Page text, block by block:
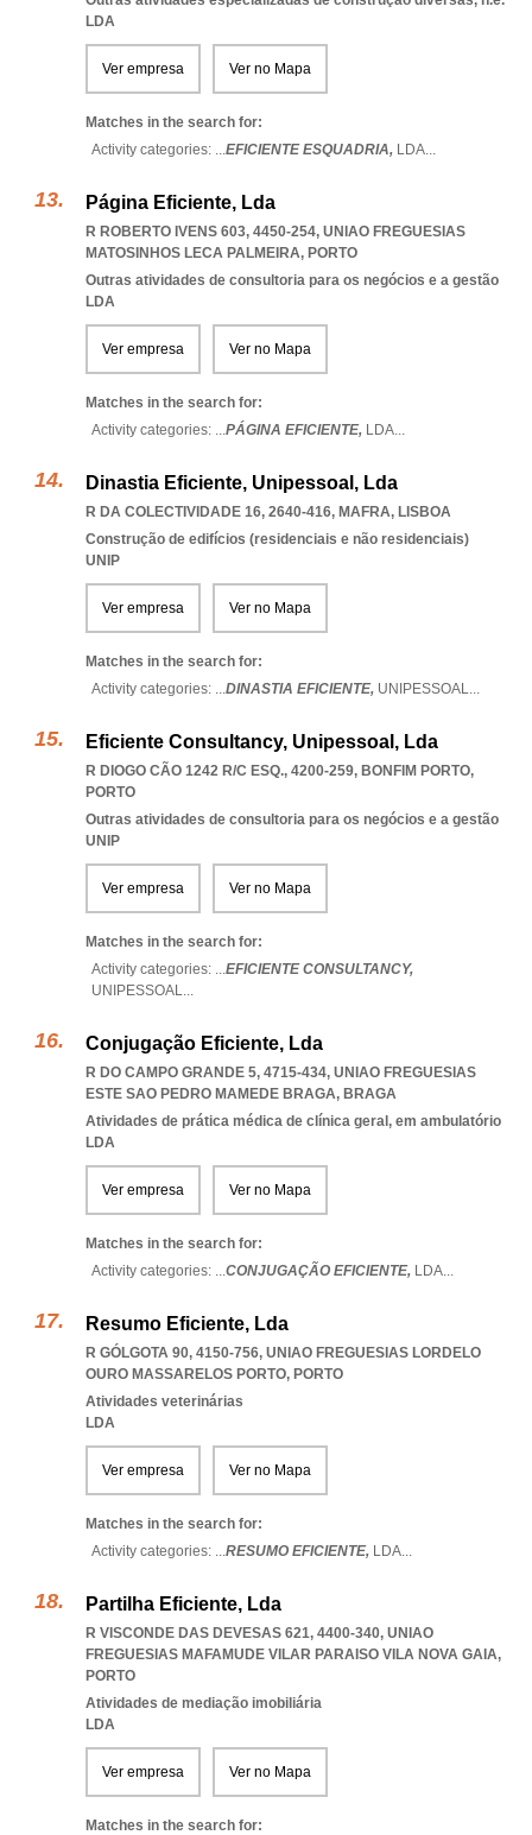
LDA
Ver empresa Ver no Mapa
Matches in the search for:
Activity categories: ...EFICIENTE ESQUADRIA, LDA...
Página Eficiente, Lda
R ROBERTO IVENS 603, 4450-254, UNIAO FREGUESIAS
MATOSINHOS LECA PALMEIRA, PORTO
Outras atividades de consultoria para os negócios e a gestão
LDA
Ver empresa Ver no Mapa
Matches in the search for:
Activity categories: ...PÁGINA EFICIENTE, LDA...
Dinastia Eficiente, Unipessoal, Lda
R DA COLECTIVIDADE 16, 2640-416, MAFRA, LISBOA
Construção de edifícios (residenciais e não residenciais)
UNIP
Ver empresa Ver no Mapa
Matches in the search for:
Activity categories: ...DINASTIA EFICIENTE, UNIPESSOAL...
Eficiente Consultancy, Unipessoal, Lda
R DIOGO CÃO 1242 R/C ESQ., 4200-259, BONFIM PORTO,
PORTO
Outras atividades de consultoria para os negócios e a gestão
UNIP
Ver empresa Ver no Mapa
Matches in the search for:
Activity categories: ...EFICIENTE CONSULTANCY,
UNIPESSOAL...
Conjugação Eficiente, Lda
R DO CAMPO GRANDE 5, 4715-434, UNIAO FREGUESIAS
ESTE SAO PEDRO MAMEDE BRAGA, BRAGA
Atividades de prática médica de clínica geral, em ambulatório
LDA
Ver empresa Ver no Mapa
Matches in the search for:
Activity categories: ...CONJUGAÇÃO EFICIENTE, LDA...
Resumo Eficiente, Lda
R GÓLGOTA 90, 4150-756, UNIAO FREGUESIAS LORDELO
OURO MASSARELOS PORTO, PORTO
Atividades veterinárias
LDA
Ver empresa Ver no Mapa
Matches in the search for:
Activity categories: ...RESUMO EFICIENTE, LDA...
Partilha Eficiente, Lda
R VISCONDE DAS DEVESAS 621, 4400-340, UNIAO
FREGUESIAS MAFAMUDE VILAR PARAISO VILA NOVA GAIA,
PORTO
Atividades de mediação imobiliária
LDA
Ver empresa Ver no Mapa
Matches in the search for: